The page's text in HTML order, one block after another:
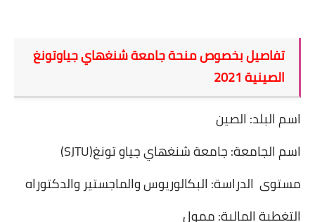
تفاصيل بخصوص منحة جامعة شنغهاي جياوتونغ
الصينية 2021
اسم البلد: الصين
اسم الجامعة: جامعة شنغهاي جياو تونغ(SJTU)
مستوى الدراسة: البكالوريوس والماجستير والدكتوراه
التغطية المالية: ممول